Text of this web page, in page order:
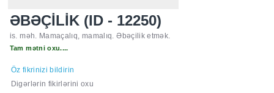
ƏBƏÇİLİK (ID - 12250)
is. məh. Mamaçalıq, mamalıq. Əbəçilik etmək.
Tam mətni oxu....
Öz fikrinizi bildirin
Digərlərin fikirlərini oxu